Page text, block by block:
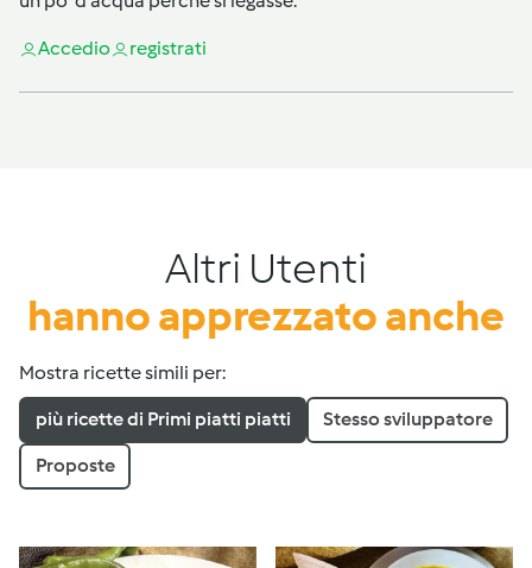
Accedio registrati
Altri Utenti
hanno apprezzato anche
Mostra ricette simili per:
più ricette di Primi piatti piatti Stesso sviluppatore
Proposte